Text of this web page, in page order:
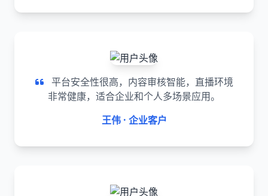
平台安全性很高，内容审核智能，直播环境
非常健康，适合企业和个人多场景应用。
王伟 · 企业客户